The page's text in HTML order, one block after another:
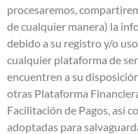
procesaremos,
de cualquier manera) la
debido a su registro y/o
cualquier plataforma de
encuentren a su
otras Plataforma
Facilitación de Pagos, así
adoptadas para